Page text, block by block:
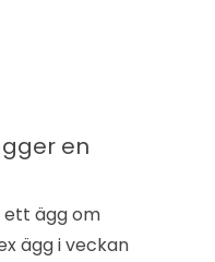
en
ett ägg om
ägg i veckan